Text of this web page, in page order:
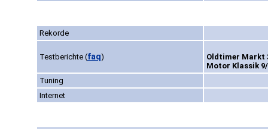
Rekorde
Testberichte (faq)
Oldtimer Markt
Motor Klassik
Tuning
Internet